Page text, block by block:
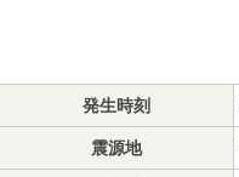
発生時刻
震源地